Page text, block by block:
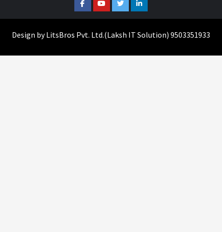
FacebookYoutubeTwitterLinkedin
Design byLitsBros Pvt. Ltd.(Laksh IT Solution) 9503351933